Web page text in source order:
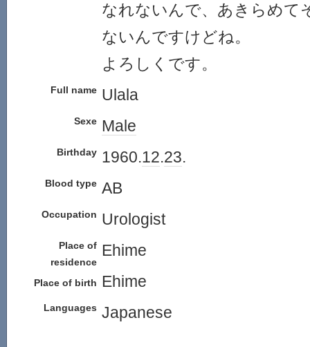
なれないんで、あきらめて
ないんですけどね。
よろしくです。
Full name Ulala
Sexe Male
Birthday 1960.12.23.
Blood type AB
Occupation Urologist
Place of
residence
Ehime
Place of birth Ehime
Languages Japanese